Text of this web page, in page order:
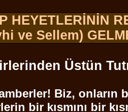
HEYETLERİNİN
ve Sellem)
Üstün
Biz, onların
bir kısmını bir